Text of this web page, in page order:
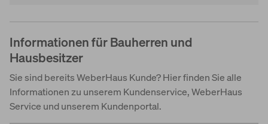
Informationen für Bauherren und
Hausbesitzer
Sie sind bereits WeberHaus Kunde? Hier finden Sie alle
Informationen zu unserem Kundenservice, WeberHaus
Service und unserem Kundenportal.